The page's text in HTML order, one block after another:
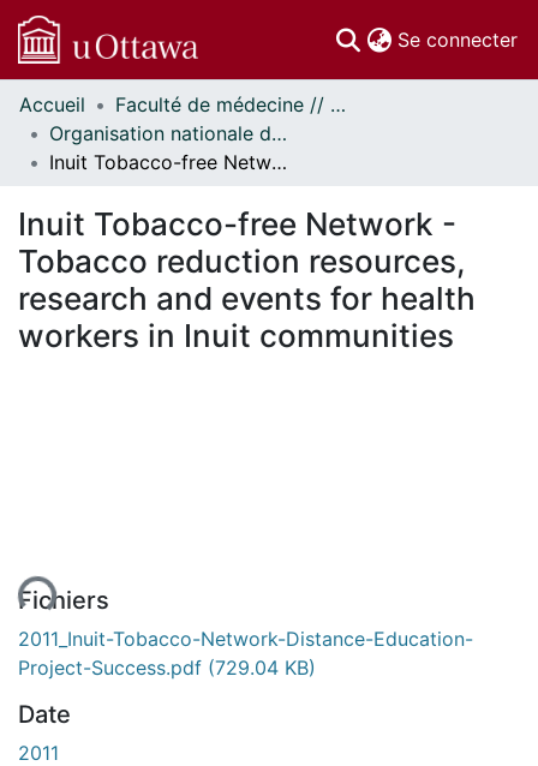
Se connecter
Communautés
et collections
Parcourir
À propos
Accueil
Faculté de médecine // Faculty of Medicine
Organisation nationale de la santé autochtone // National Aboriginal Health Organization
Inuit Tobacco-free Network - Tobacco reduction resources, research and events for health workers in Inuit communities
Inuit Tobacco-free Network -
Tobacco reduction resources,
research and events for health
workers in Inuit communities
Fichiers
2011_Inuit-Tobacco-Network-Distance-Education-
Project-Success.pdf (729.04 KB)
Date
2011